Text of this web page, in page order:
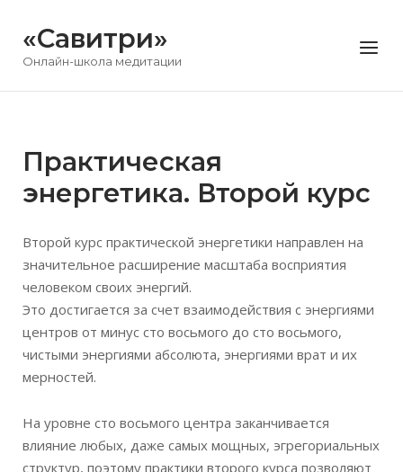
содержимому
«Савитри»
Онлайн-школа медитации
Меню
Практическая
энергетика. Второй курс
Второй курс практической энергетики направлен на
значительное расширение масштаба восприятия
человеком своих энергий.
Это достигается за счет взаимодействия с энергиями
центров от минус сто восьмого до сто восьмого,
чистыми энергиями абсолюта, энергиями врат и их
мерностей.
На уровне сто восьмого центра заканчивается
влияние любых, даже самых мощных, эгрегориальных
структур, поэтому практики второго курса позволяют